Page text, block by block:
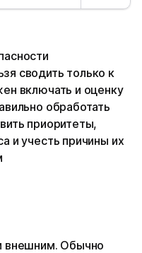
сводить только к
включать и оценку
обработать
приоритеты,
и учесть причины их
внешним. Обычно